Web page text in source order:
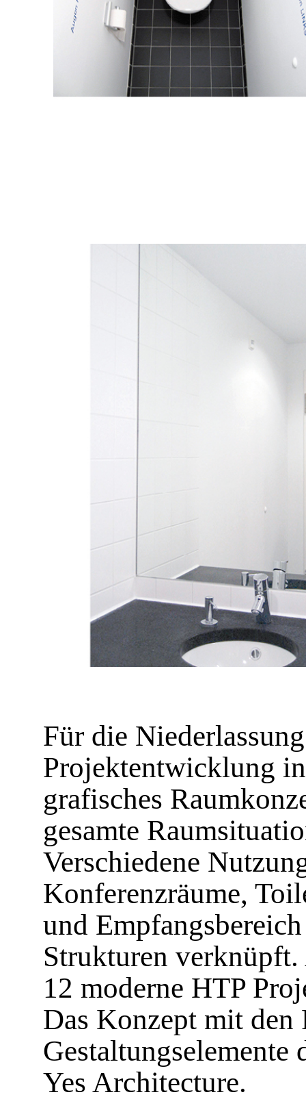
Für die
Projektentwicklung
grafisches
gesamte
Verschiedene
Konferenzräume,
und
Strukturen
12 moderne HTP
Das Konzept mit
Yes Architecture.